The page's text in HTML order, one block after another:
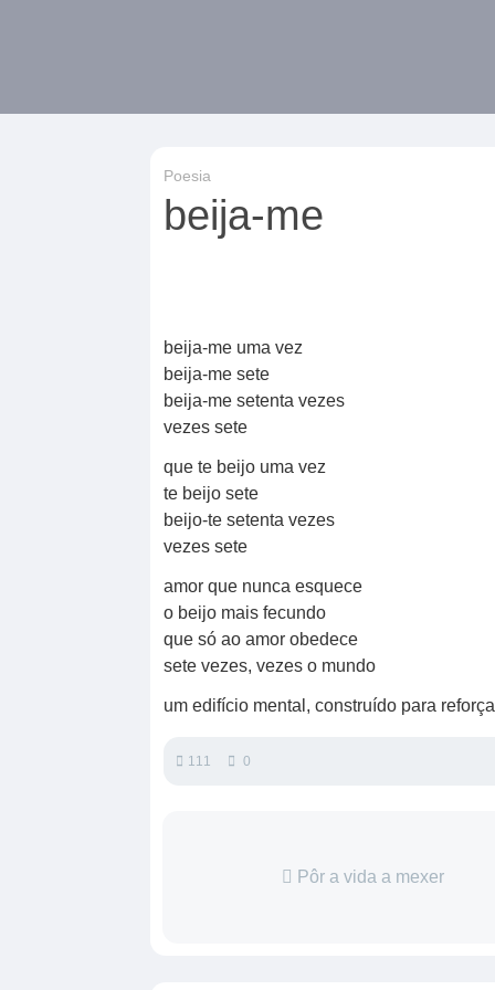
Poesia
beija-me
beija-me uma vez
beija-me sete
beija-me setenta vezes
vezes sete
que te beijo uma vez
te beijo sete
beijo-te setenta vezes
vezes sete
amor que nunca esquece
o beijo mais fecundo
que só ao amor obedece
sete vezes, vezes o mundo
um edifício mental, construído para
111 0
Pôr a vida a mexer